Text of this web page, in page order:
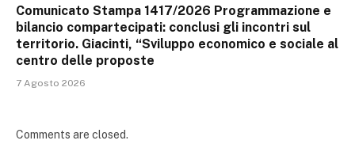
Comunicato Stampa 1417/2026 Programmazione e
bilancio compartecipati: conclusi gli incontri sul
territorio. Giacinti, “Sviluppo economico e sociale al
centro delle proposte
7 Agosto 2026
Comments are closed.